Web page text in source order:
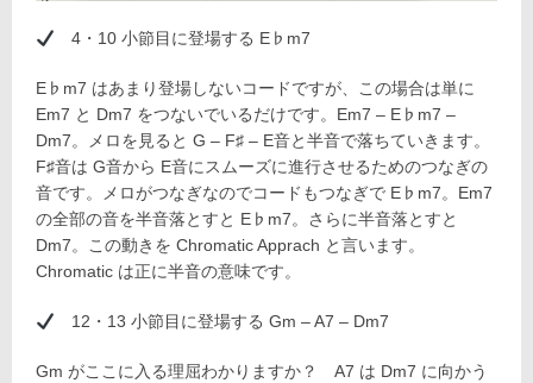
4・10 小節目に登場する E♭m7
E♭m7 はあまり登場しないコードですが、この場合は単に
Em7 と Dm7 をつないでいるだけです。Em7 – E♭m7 –
Dm7。メロを見ると G – F♯ – E音と半音で落ちていきます。
F♯音は G音から E音にスムーズに進行させるためのつなぎの
音です。メロがつなぎなのでコードもつなぎで E♭m7。Em7
の全部の音を半音落とすと E♭m7。さらに半音落とすと
Dm7。この動きを Chromatic Apprach と言います。
Chromatic は正に半音の意味です。
12・13 小節目に登場する Gm – A7 – Dm7
Gm がここに入る理屈わかりますか？ A7 は Dm7 に向かう